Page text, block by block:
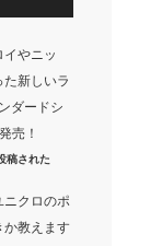
やニッ
た新しいラ
ダードシ
売！
稿された
ニクロのポ
か教えます